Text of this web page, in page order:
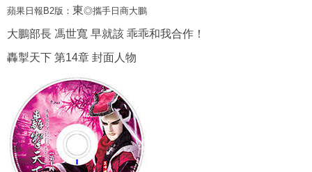
蘋果日報B2版： 東◎攜手日商大鵬
大鵬部長 馮世寬 早就該 乖乖和我合作！
轟掣天下 第14章 封面人物